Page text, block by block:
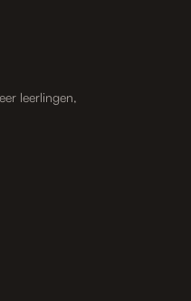
leerlingen,